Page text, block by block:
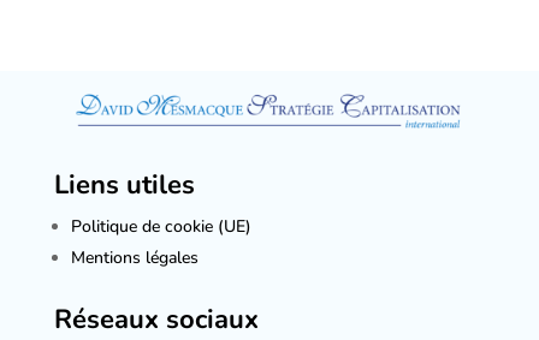
Liens utiles
Politique de cookie (UE)
Mentions légales
Réseaux sociaux